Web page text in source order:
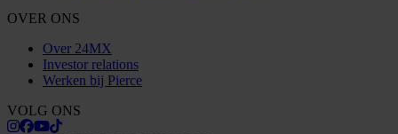
OVER ONS
Over 24MX
Investor relations
Werken bij Pierce
VOLG ONS